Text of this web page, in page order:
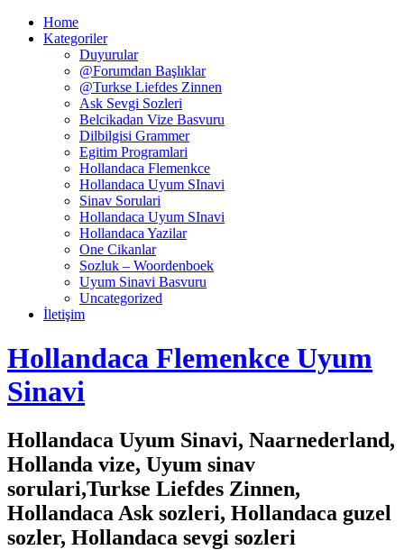
Home
Kategoriler
Duyurular
@Forumdan Başlıklar
@Turkse Liefdes Zinnen
Ask Sevgi Sozleri
Belcikadan Vize Basvuru
Dilbilgisi Grammer
Egitim Programlari
Hollandaca Flemenkce
Hollandaca Uyum SInavi
Sinav Sorulari
Hollandaca Uyum SInavi
Hollandaca Yazilar
One Cikanlar
Sozluk – Woordenboek
Uyum Sinavi Basvuru
Uncategorized
İletişim
Hollandaca Flemenkce Uyum
Sinavi
Hollandaca Uyum Sinavi, Naarnederland,
Hollanda vize, Uyum sinav
sorulari,Turkse Liefdes Zinnen,
Hollandaca Ask sozleri, Hollandaca guzel
sozler, Hollandaca sevgi sozleri